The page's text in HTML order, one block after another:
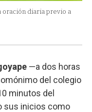
oración diaria previo a
—a dos horas
del colegio
minutos del
sus inicios como